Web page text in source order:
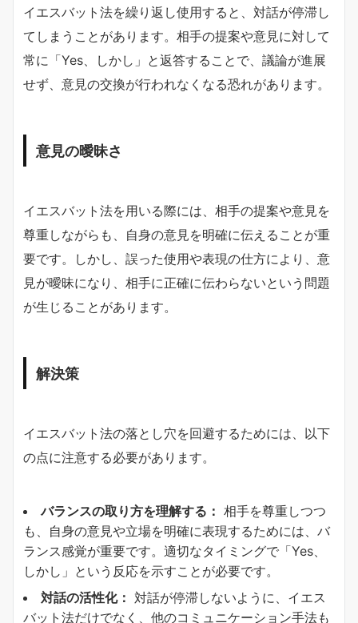
イエスバット法を繰り返し使用すると、対話が停滞し
てしまうことがあります。相手の提案や意見に対して
常に「Yes、しかし」と返答することで、議論が進展
せず、意見の交換が行われなくなる恐れがあります。
意見の曖昧さ
イエスバット法を用いる際には、相手の提案や意見を
尊重しながらも、自身の意見を明確に伝えることが重
要です。しかし、誤った使用や表現の仕方により、意
見が曖昧になり、相手に正確に伝わらないという問題
が生じることがあります。
解決策
イエスバット法の落とし穴を回避するためには、以下
の点に注意する必要があります。
バランスの取り方を理解する： 相手を尊重しつつ
も、自身の意見や立場を明確に表現するためには、バ
ランス感覚が重要です。適切なタイミングで「Yes、
しかし」という反応を示すことが必要です。
対話の活性化： 対話が停滞しないように、イエス
バット法だけでなく、他のコミュニケーション手法も